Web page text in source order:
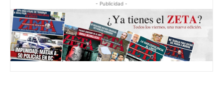
- Publicidad -